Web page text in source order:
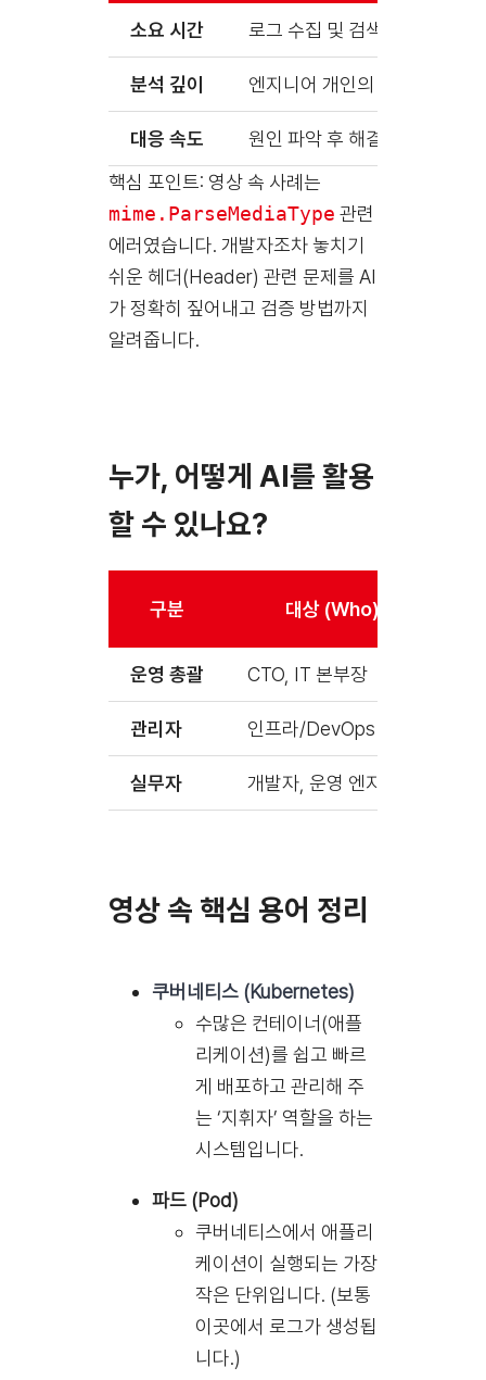
소요 시간 로그 수집 및 검색에 수십 분~
분석 깊이 엔지니어 개인의 경험과 구글
대응 속도
원인 파악 후 해결책 강구에 추
핵심 포인트: 영상 속 사례는
mime.ParseMediaType 관련
에러였습니다. 개발자조차 놓치기
쉬운 헤더(Header) 관련 문제를 AI
가 정확히 짚어내고 검증 방법까지
알려줍니다.
누가, 어떻게 AI를 활용
할 수 있나요?
구분 대상 (Who)
운영 총괄 CTO, IT 본부장
관리자 인프라/DevOps 팀장
실무자 개발자, 운영 엔지니어
영상 속 핵심 용어 정리
쿠버네티스 (Kubernetes)
수많은 컨테이너(애플
리케이션)를 쉽고 빠르
게 배포하고 관리해 주
는 ‘지휘자’ 역할을 하는
시스템입니다.
파드 (Pod)
쿠버네티스에서 애플리
케이션이 실행되는 가장
작은 단위입니다. (보통
이곳에서 로그가 생성됩
니다.)